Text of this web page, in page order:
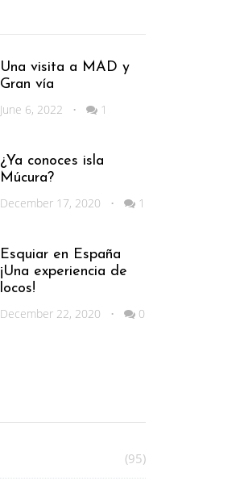
Una visita a MAD y
Gran vía
June 6, 2022
• 1
¿Ya conoces isla
Múcura?
December 17, 2020
• 1
Esquiar en España
¡Una experiencia de
locos!
December 22, 2020
• 0
(95)